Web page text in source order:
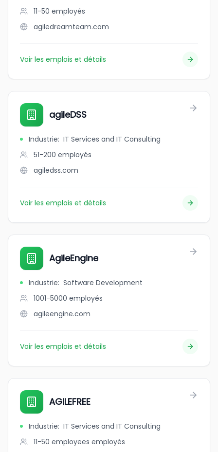
11-50 employés
agiledreamteam.com
Voir les emplois et détails
agileDSS
Industrie: IT Services and IT Consulting
51-200 employés
agiledss.com
Voir les emplois et détails
AgileEngine
Industrie: Software Development
1001-5000 employés
agileengine.com
Voir les emplois et détails
AGILEFREE
Industrie: IT Services and IT Consulting
11-50 employees employés